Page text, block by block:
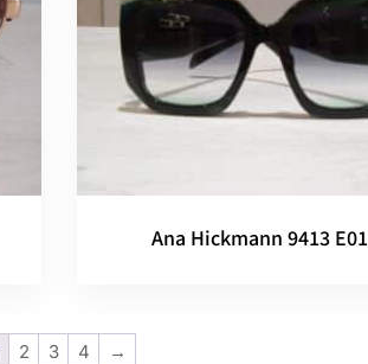
Ana Hickmann 9413 E01
2 3 4 →